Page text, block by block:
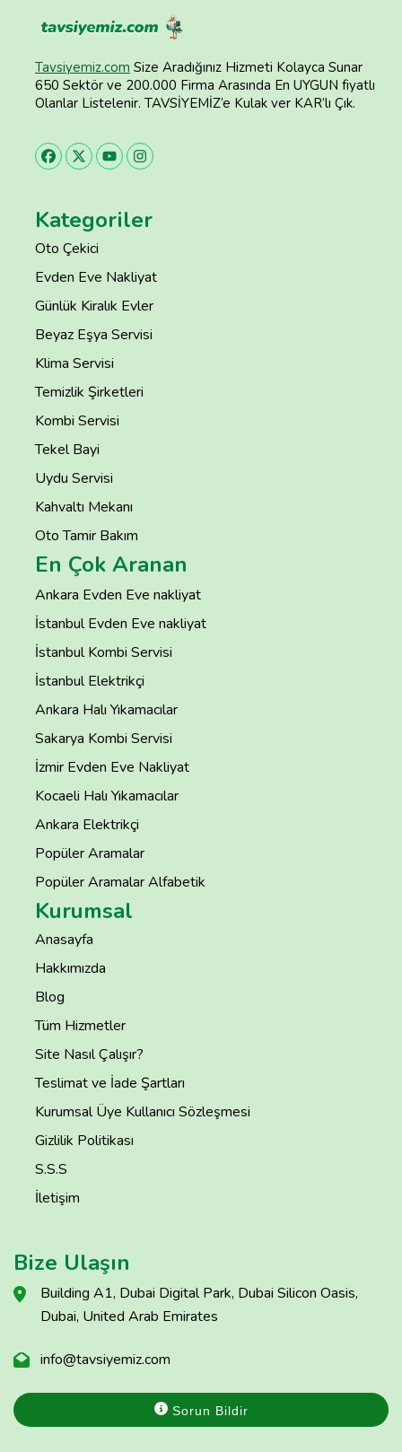
Tavsiyemiz.com Size Aradığınız Hizmeti Kolayca Sunar
650 Sektör ve 200.000 Firma Arasında En UYGUN fiyatlı
Olanlar Listelenir. TAVSİYEMİZ’e Kulak ver KAR’lı Çık.
Kategoriler
Oto Çekici
Evden Eve Nakliyat
Günlük Kiralık Evler
Beyaz Eşya Servisi
Klima Servisi
Temizlik Şirketleri
Kombi Servisi
Tekel Bayi
Uydu Servisi
Kahvaltı Mekanı
Oto Tamir Bakım
En Çok Aranan
Ankara Evden Eve nakliyat
İstanbul Evden Eve nakliyat
İstanbul Kombi Servisi
İstanbul Elektrikçi
Ankara Halı Yıkamacılar
Sakarya Kombi Servisi
İzmir Evden Eve Nakliyat
Kocaeli Halı Yıkamacılar
Ankara Elektrikçi
Popüler Aramalar
Popüler Aramalar Alfabetik
Kurumsal
Anasayfa
Hakkımızda
Blog
Tüm Hizmetler
Site Nasıl Çalışır?
Teslimat ve İade Şartları
Kurumsal Üye Kullanıcı Sözleşmesi
Gizlilik Politikası
S.S.S
İletişim
Bize Ulaşın
Building A1, Dubai Digital Park, Dubai Silicon Oasis,
Dubai, United Arab Emirates
info@tavsiyemiz.com
Sorun Bildir